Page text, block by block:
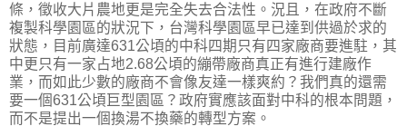
條，徵收大片農地更是完全失去合法性。況且，在政府不斷
複製科學園區的狀況下，台灣科學園區早已達到供過於求的
狀態，目前廣達631公頃的中科四期只有四家廠商要進駐，其
中更只有一家占地2.68公頃的繃帶廠商真正有進行建廠作
業，而如此少數的廠商不會像友達一樣爽約？我們真的還需
要一個631公頃巨型園區？政府實應該面對中科的根本問題，
而不是提出一個換湯不換藥的轉型方案。